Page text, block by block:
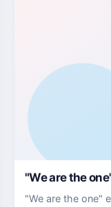
"We are the
"We are the one"